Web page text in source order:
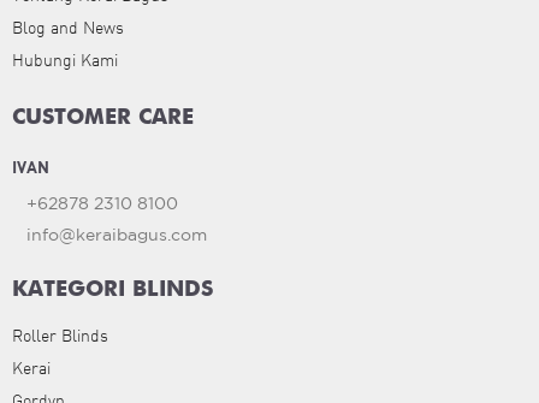
Blog and News
Hubungi Kami
CUSTOMER CARE
IVAN
+62878 2310 8100
info@keraibagus.com
KATEGORI BLINDS
Roller Blinds
Kerai